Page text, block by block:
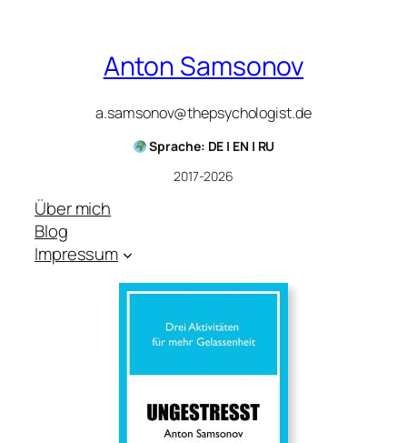
Anton Samsonov
a.samsonov@thepsychologist.de
Sprache: DE | EN | RU
2017-2026
Über mich
Blog
Impressum